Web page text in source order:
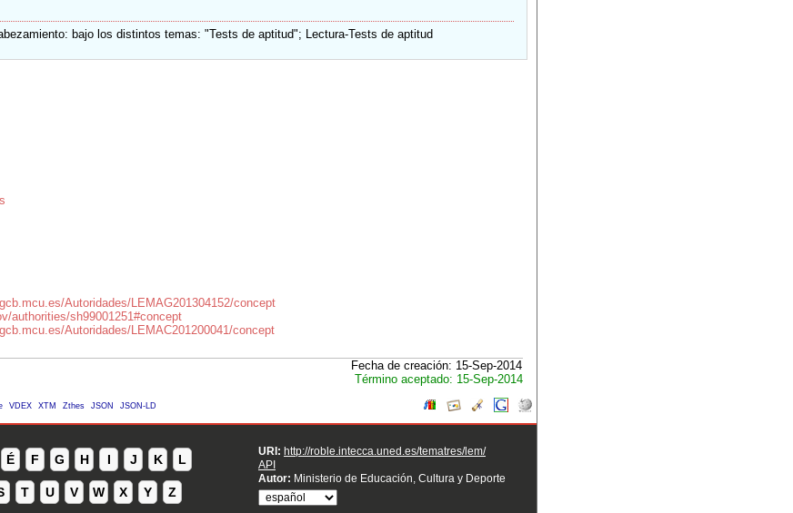
bajo los distintos temas: "Tests de aptitud"; Lectura-Tests de aptitud
Autoridades/LEMAG201304152/concept
authorities/sh99001251#concept
Autoridades/LEMAC201200041/concept
Fecha de creación: 15-Sep-2014
Término aceptado: 15-Sep-2014
VDEX XTM Zthes JSON JSON-LD
É F G H I J K L
T U V W X Y Z
URI: http://roble.intecca.uned.es/tematres/lem/
API
Autor: Ministerio de Educación, Cultura y Deporte